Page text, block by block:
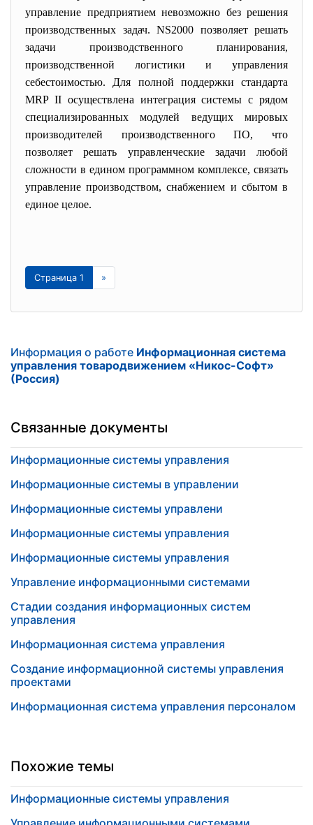
управление предприятием невозможно без решения
производственных задач. NS2000 позволяет решать
задачи производственного планирования,
производственной логистики и управления
себестоимостью. Для полной поддержки стандарта
MRP II осуществлена интеграция системы с рядом
специализированных модулей ведущих мировых
производителей производственного ПО, что
позволяет решать управленческие задачи любой
сложности в едином программном комплексе, связать
управление производством, снабжением и сбытом в
единое целое.
Страница 1 »
Информация о работе Информационная система
управления товародвижением «Никос-Софт»
(Россия)
Связанные документы
Информационные системы управления
Информационные системы в управлении
Информационные системы управлени
Информационные системы управления
Информационные системы управления
Управление информационными системами
Стадии создания информационных систем
управления
Информационная система управления
Создание информационной системы управления
проектами
Информационная система управления персоналом
Похожие темы
Информационные системы управления